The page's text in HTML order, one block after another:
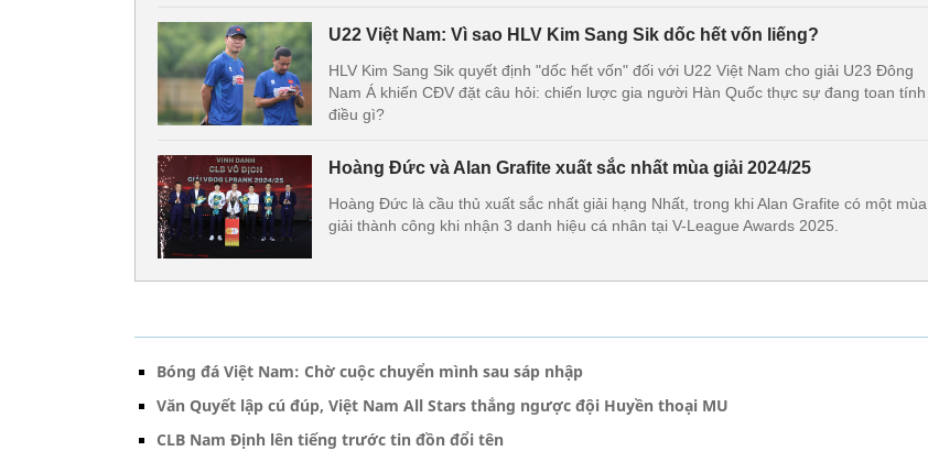
U22 Việt Nam: Vì sao HLV Kim Sang Sik dốc hết vốn liếng?
HLV Kim Sang Sik quyết định "dốc hết vốn" đối với U22 Việt Nam cho giải U23 Đông
Nam Á khiến CĐV đặt câu hỏi: chiến lược gia người Hàn Quốc thực sự đang toan tính
điều gì?
Hoàng Đức và Alan Grafite xuất sắc nhất mùa giải 2024/25
Hoàng Đức là cầu thủ xuất sắc nhất giải hạng Nhất, trong khi Alan Grafite có một mùa
giải thành công khi nhận 3 danh hiệu cá nhân tại V-League Awards 2025.
Bóng đá Việt Nam: Chờ cuộc chuyển mình sau sáp nhập
Văn Quyết lập cú đúp, Việt Nam All Stars thắng ngược đội Huyền thoại MU
CLB Nam Định lên tiếng trước tin đồn đổi tên